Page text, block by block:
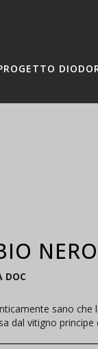
DOC
sano che
dal vitigno principe